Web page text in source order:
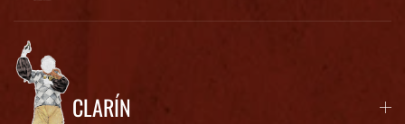
CLARÍN